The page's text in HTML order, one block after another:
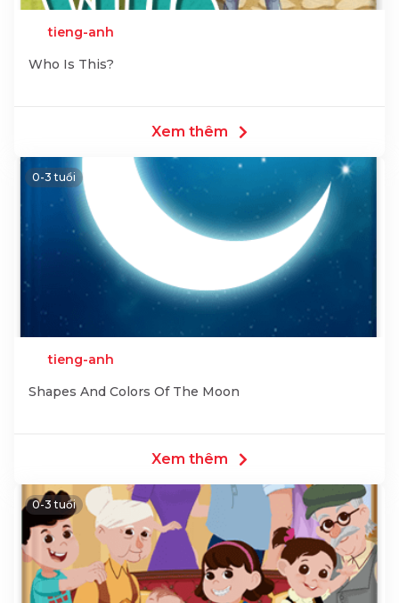
tieng-anh
Who Is This?
Xem thêm
0-3 tuổi
tieng-anh
Shapes And Colors Of The Moon
Xem thêm
0-3 tuổi